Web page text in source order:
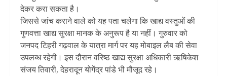
देकर करा सकता है।
जिससे जांच कराने वाले को यह पता चलेगा कि खाद्य वस्तुओं की
गुणवत्ता खाद्य सुरक्षा मानक के अनुरूप है या नहीं। गुरुवार को
जनपद टिहरी गढ़वाल के यात्रा मार्ग पर यह मोबाइल लैब की सेवा
उपलब्ध रहेगी। इस दौरान वरिष्ठ खाद्य सुरक्षा अधिकारी ऋषिकेश
संजय तिवारी, देहरादून योगेंद्र पांडे भी मौजूद रहे।